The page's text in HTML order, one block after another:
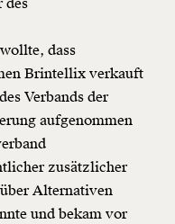
dass
Brintellix verkauft
Verbands der
aufgenommen
zusätzlicher
Alternativen
und bekam vor